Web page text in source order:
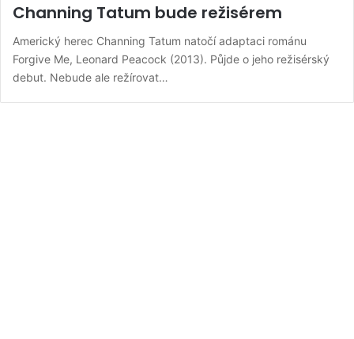
Channing Tatum bude režisérem
Americký herec Channing Tatum natočí adaptaci románu
Forgive Me, Leonard Peacock (2013). Půjde o jeho režisérský
debut. Nebude ale režírovat…